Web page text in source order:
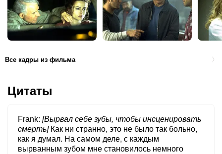
Все кадры из фильма
Цитаты
Frank [Вырвал себе зубы, чтобы инсценировать
смерть] Как ни странно, это не было так больно,
как я думал. На самом деле, с каждым
вырванным зубом мне становилось немного